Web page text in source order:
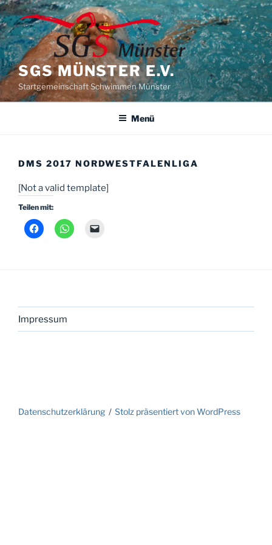
Zum
Inhalt
springen
SGS MÜNSTER E.V.
Startgemeinschaft Schwimmen Münster
Menü
DMS 2017 NORDWESTFALENLIGA
[Not a valid template]
Teilen mit:
Impressum
Datenschutzerklärung Stolz präsentiert von WordPress